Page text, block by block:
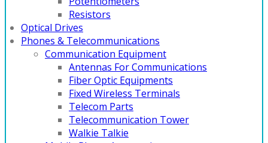
Resistors
Optical Drives
Phones & Telecommunications
Communication Equipment
Antennas For Communications
Fiber Optic Equipments
Fixed Wireless Terminals
Telecom Parts
Telecommunication Tower
Walkie Talkie